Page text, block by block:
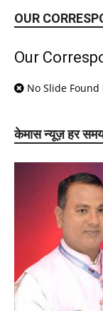
OUR
Our
No Slide
केमास न्यूज़ हर